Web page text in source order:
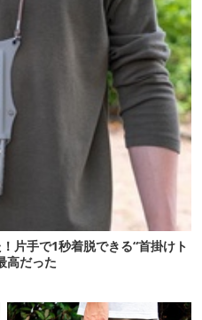
片手で1秒着脱できる“首掛けト
高だった